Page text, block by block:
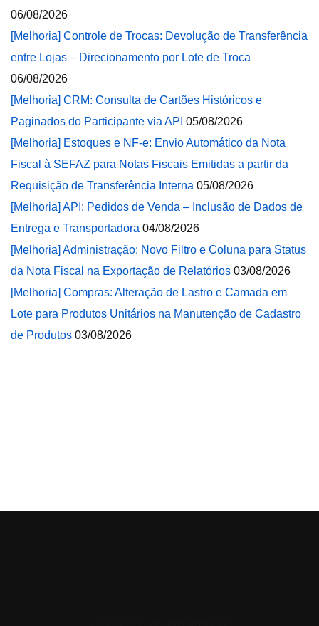
06/08/2026
[Melhoria] Controle de Trocas: Devolução de Transferência
entre Lojas – Direcionamento por Lote de Troca
06/08/2026
[Melhoria] CRM: Consulta de Cartões Históricos e
Paginados do Participante via API 05/08/2026
[Melhoria] Estoques e NF-e: Envio Automático da Nota
Fiscal à SEFAZ para Notas Fiscais Emitidas a partir da
Requisição de Transferência Interna 05/08/2026
[Melhoria] API: Pedidos de Venda – Inclusão de Dados de
Entrega e Transportadora 04/08/2026
[Melhoria] Administração: Novo Filtro e Coluna para Status
da Nota Fiscal na Exportação de Relatórios 03/08/2026
[Melhoria] Compras: Alteração de Lastro e Camada em
Lote para Produtos Unitários na Manutenção de Cadastro
de Produtos 03/08/2026